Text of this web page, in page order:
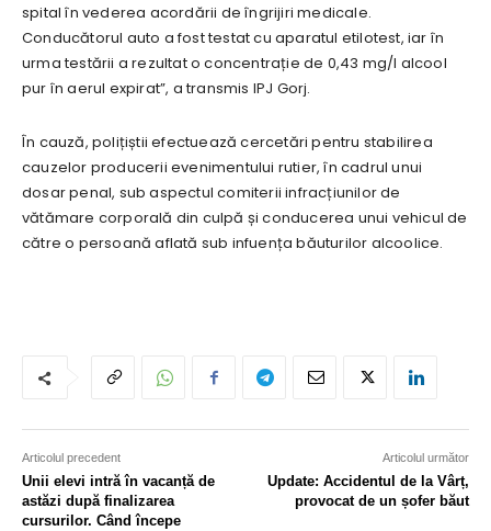
spital în vederea acordării de îngrijiri medicale.
Conducătorul auto a fost testat cu aparatul etilotest, iar în
urma testării a rezultat o concentrație de 0,43 mg/l alcool
pur în aerul expirat”, a transmis IPJ Gorj.
În cauză, polițiștii efectuează cercetări pentru stabilirea
cauzelor producerii evenimentului rutier, în cadrul unui
dosar penal, sub aspectul comiterii infracțiunilor de
vătămare corporală din culpă și conducerea unui vehicul de
către o persoană aflată sub infuența băuturilor alcoolice.
Articolul precedent
Unii elevi intră în vacanță de
astăzi după finalizarea
cursurilor. Când începe
Articolul următor
Update: Accidentul de la Vârț,
provocat de un șofer băut